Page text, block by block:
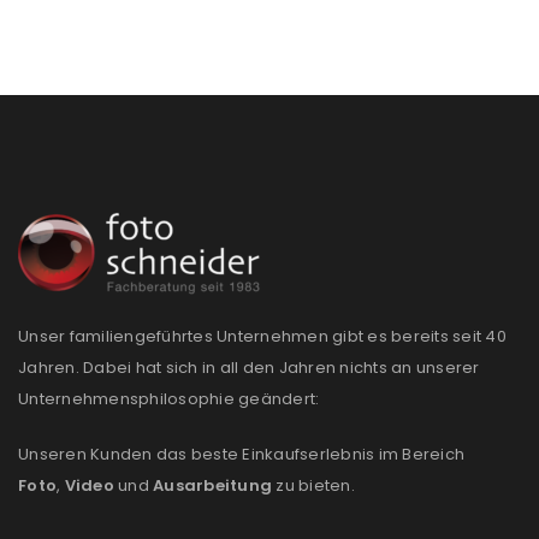
ANMELDEN
PASSWORT VERGESSEN?
REGISTRIEREN
E-Mail-Adresse*
Unser familiengeführtes Unternehmen gibt es bereits seit 40
Jahren. Dabei hat sich in all den Jahren nichts an unserer
Unternehmensphilosophie geändert:
Unseren Kunden das beste Einkaufserlebnis im Bereich
Foto, Video und Ausarbeitung zu bieten.